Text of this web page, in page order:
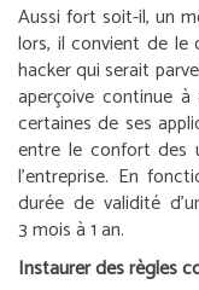
Aussi fort soit-il, un
lors, il convient de le
hacker qui serait
aperçoive continue
certaines de ses
entre le confort des
l’entreprise. En
durée de validité
3 mois à 1 an.
Instaurer des règles